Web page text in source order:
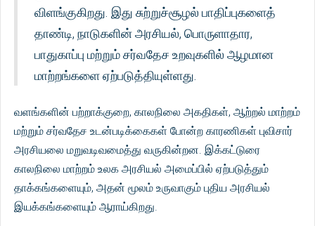
விளங்குகிறது. இது சுற்றுச்சூழல் பாதிப்புகளைத்
தாண்டி, நாடுகளின் அரசியல், பொருளாதார,
பாதுகாப்பு மற்றும் சர்வதேச உறவுகளில் ஆழமான
மாற்றங்களை ஏற்படுத்தியுள்ளது.
வளங்களின் பற்றாக்குறை, காலநிலை அகதிகள், ஆற்றல் மாற்றம்
மற்றும் சர்வதேச உடன்படிக்கைகள் போன்ற காரணிகள் புவிசார்
அரசியலை மறுவடிவமைத்து வருகின்றன. இக்கட்டுரை
காலநிலை மாற்றம் உலக அரசியல் அமைப்பில் ஏற்படுத்தும்
தாக்கங்களையும், அதன் மூலம் உருவாகும் புதிய அரசியல்
இயக்கங்களையும் ஆராய்கிறது.